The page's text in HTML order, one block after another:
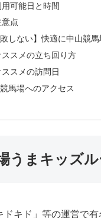
用可能日と時間
意点
敗しない】快適に中山競
ススメの立ち回り方
ススメの訪問日
馬場へのアクセス
うまキッズ
ドキド」等の運営で